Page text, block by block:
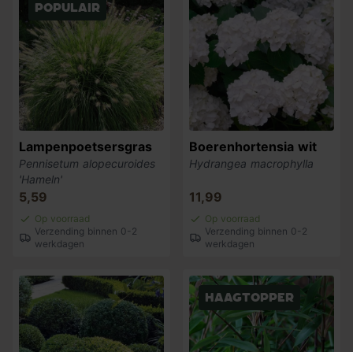
Populair
Lampenpoetsersgras
Pennisetum alopecuroides
'Hameln'
5,59
Op voorraad
Verzending binnen 0-2
werkdagen
Boerenhortensia wit
Hydrangea macrophylla
11,99
Op voorraad
Verzending binnen 0-2
werkdagen
haagtopper